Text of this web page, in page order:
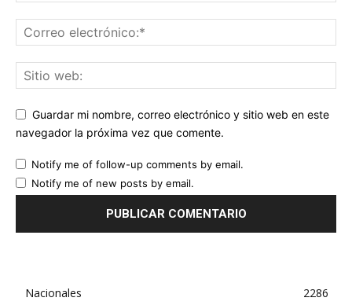
Guardar mi nombre, correo electrónico y sitio web en este
navegador la próxima vez que comente.
Notify me of follow-up comments by email.
Notify me of new posts by email.
Nacionales
2286